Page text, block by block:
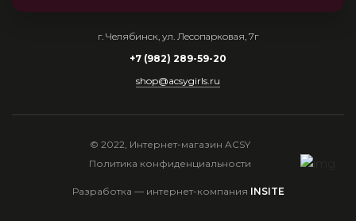
г. Челябинск, ул. Лесопарковая, 7г
+7 (982) 289-59-20
shop@acsygirls.ru
© 2022, Интернет-магазин ACSY
Политика конфиденциальности
Разработка — интернет-компания INSITE